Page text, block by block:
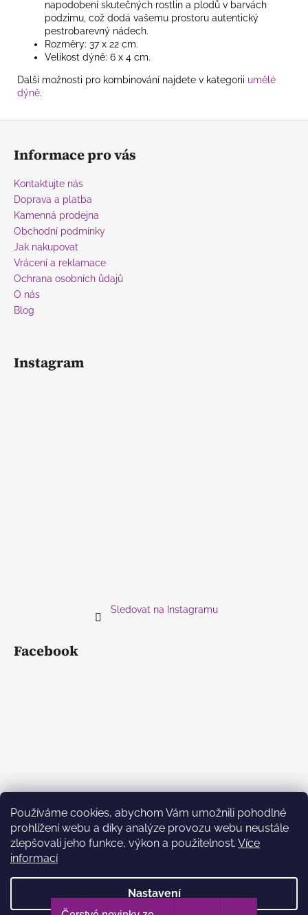
Používáme cookies, abychom Vám umožnili pohodlné
prohlížení webu a díky analýze provozu webu neustále
zlepšovali jeho funkce, výkon a použitelnost. Více
informací
Nastavení
napodobení skutečných rostlin a plodů v barvách
podzimu, což dodá vašemu prostoru autentický
pestrobarevný nádech.
Rozměry: 37 x 22 cm.
Velikost dýně: 6 x 4 cm.
Další možnosti pro kombinování najdete v kategorii umělé
dýně.
Informace pro vás
Kontaktujte nás
Doprava a platba
Kamenná prodejna
Obchodní podmínky
Jak nakupovat
Vrácení a reklamace
Ochrana osobních ůdajů
O nás
Blog
Instagram
Sledovat na Instagramu
Facebook